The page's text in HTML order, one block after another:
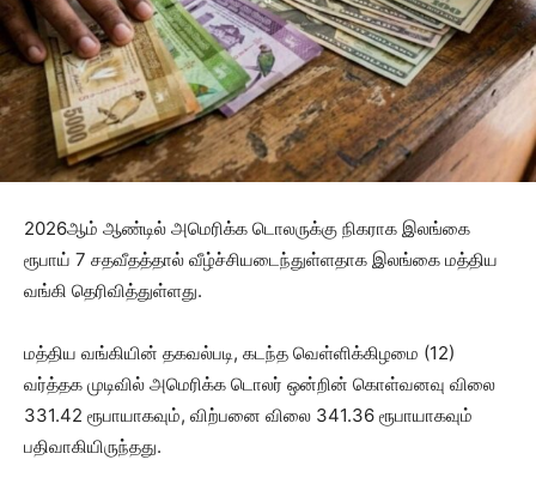
2026ஆம் ஆண்டில் அமெரிக்க டொலருக்கு நிகராக இலங்கை
ரூபாய் 7 சதவீதத்தால் வீழ்ச்சியடைந்துள்ளதாக இலங்கை மத்திய
வங்கி தெரிவித்துள்ளது.
மத்திய வங்கியின் தகவல்படி, கடந்த வெள்ளிக்கிழமை (12)
வர்த்தக முடிவில் அமெரிக்க டொலர் ஒன்றின் கொள்வனவு விலை
331.42 ரூபாயாகவும், விற்பனை விலை 341.36 ரூபாயாகவும்
பதிவாகியிருந்தது.